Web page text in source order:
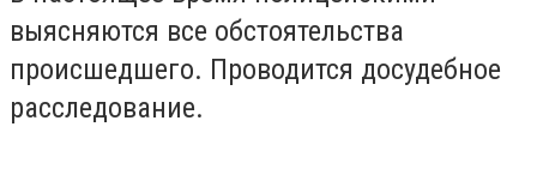
выясняются все обстоятельства
происшедшего. Проводится досудебное
расследование.